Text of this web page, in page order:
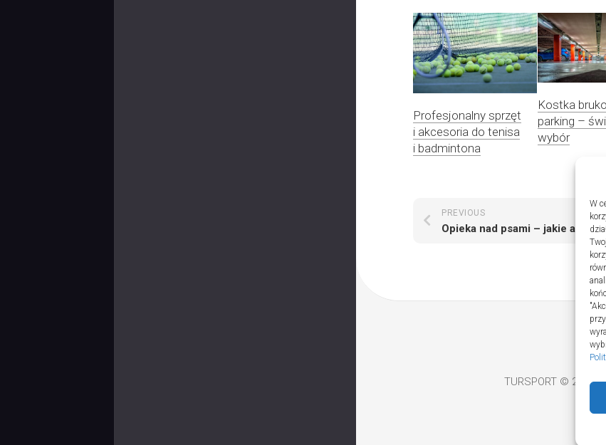
W
Profesjonalny sprzęt
i akcesoria do tenisa
i badmintona
Kostka
parking –
wybór
PREVIOUS
TURSPORT © 2026.